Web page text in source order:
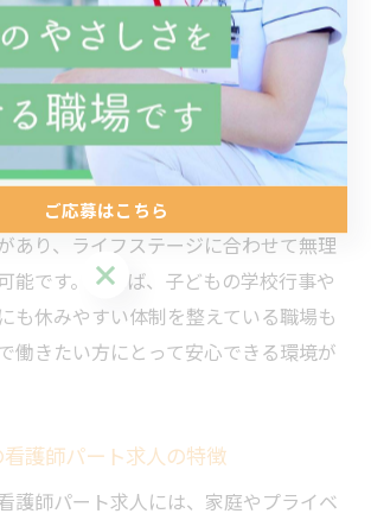
増えています。特にパート勤務は、子
ランスを重視する方に人気です。最近
トや短時間勤務を導入する医療機関も
しいとされていた理想のワークライフ
ものとなっています。
勤のみや残業少なめ、週数日の勤務な
あり、ライフステージに合わせて無理
能です。例えば、子どもの学校行事や
も休みやすい体制を整えている職場も
働きたい方にとって安心できる環境が
護師パート求人の特徴
護師パート求人には、家庭やプライベ
ご応募はこちら
ご応募はこちら